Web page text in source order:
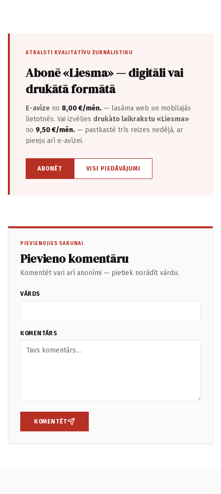
ATBALSTI KVALITATĪVU ŽURNĀLISTIKU
Abonē «Liesma» — digitāli vai
drukātā formātā
E-avīze no 8,00 €/mēn. — lasāma web un mobilajās
lietotnēs. Vai izvēlies drukāto laikrakstu «Liesma»
no 9,50 €/mēn. — pastkastē trīs reizes nedēļā, ar
pieeju arī e-avīzei.
ABONĒT VISI PIEDĀVĀJUMI
PIEVIENOJIES SARUNAI
Pievieno komentāru
Komentēt vari arī anonīmi — pietiek norādīt vārdu.
VĀRDS
KOMENTĀRS
KOMENTĒT